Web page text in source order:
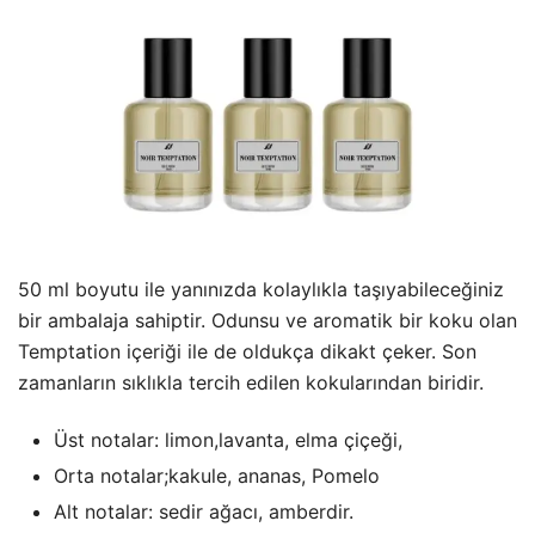
50 ml boyutu ile yanınızda kolaylıkla taşıyabileceğiniz
bir ambalaja sahiptir. Odunsu ve aromatik bir koku olan
Temptation içeriği ile de oldukça dikakt çeker. Son
zamanların sıklıkla tercih edilen kokularından biridir.
Üst notalar: limon,lavanta, elma çiçeği,
Orta notalar;kakule, ananas, Pomelo
Alt notalar: sedir ağacı, amberdir.